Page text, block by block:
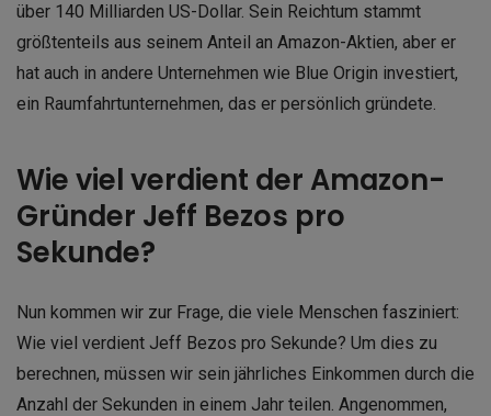
über 140 Milliarden US-Dollar. Sein Reichtum stammt
größtenteils aus seinem Anteil an Amazon-Aktien, aber er
hat auch in andere Unternehmen wie Blue Origin investiert,
ein Raumfahrtunternehmen, das er persönlich gründete.
Wie viel verdient der Amazon-
Gründer Jeff Bezos pro
Sekunde?
Nun kommen wir zur Frage, die viele Menschen fasziniert:
Wie viel verdient Jeff Bezos pro Sekunde? Um dies zu
berechnen, müssen wir sein jährliches Einkommen durch die
Anzahl der Sekunden in einem Jahr teilen. Angenommen,